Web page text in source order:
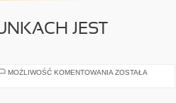
JEST
MOŻLIWOŚĆ KOMENTOWANIA PRACA
ZOSTAŁA